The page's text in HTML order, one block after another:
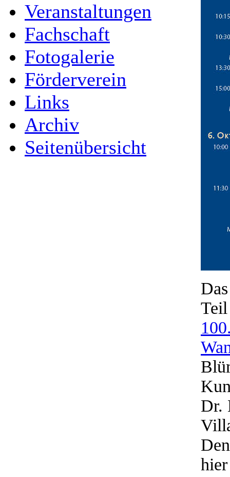
Veranstaltungen
Fachschaft
Fotogalerie
Förderverein
Links
Archiv
Seitenübersicht
Teil
Dr.